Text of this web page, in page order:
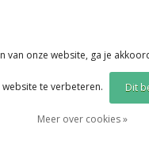
van onze website, ga je
te verbeteren. Dit
Meer over cookies »